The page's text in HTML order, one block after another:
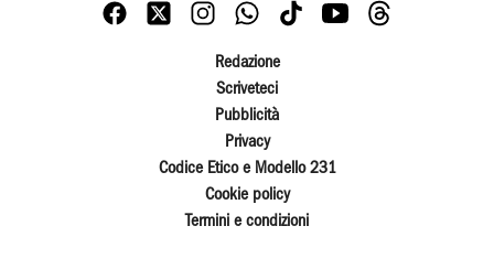
Redazione
Scriveteci
Pubblicità
Privacy
Codice Etico e Modello 231
Cookie policy
Termini e condizioni